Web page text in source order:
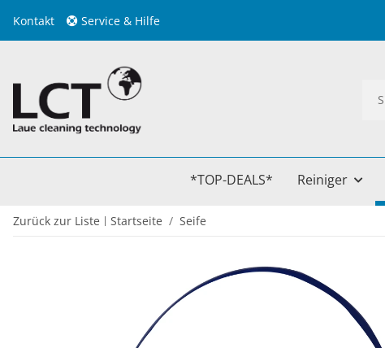
Kontakt Service & Hilfe
*TOP-DEALS* Reiniger
Zurück zur Liste Startseite Seife